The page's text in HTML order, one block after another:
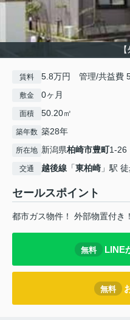
賃料 5.8万円 管理/共益費
敷金 0ヶ月
面積 50.20㎡
築年数 築28年
所在地 新潟県柏崎市豊町1-26
交通 越後線 「東柏崎 」駅
セールスポイント
都市ガス物件！ 外部物置付き！
無料 LINE
無料